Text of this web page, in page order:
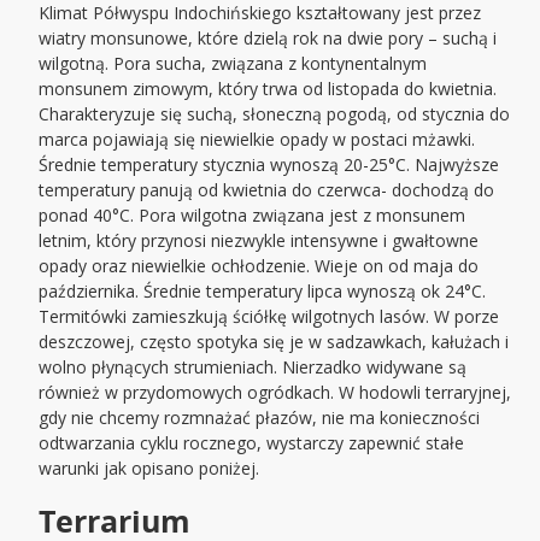
Klimat Półwyspu Indochińskiego kształtowany jest przez
wiatry monsunowe, które dzielą rok na dwie pory – suchą i
wilgotną. Pora sucha, związana z kontynentalnym
monsunem zimowym, który trwa od listopada do kwietnia.
Charakteryzuje się suchą, słoneczną pogodą, od stycznia do
marca pojawiają się niewielkie opady w postaci mżawki.
Średnie temperatury stycznia wynoszą 20-25°C. Najwyższe
temperatury panują od kwietnia do czerwca- dochodzą do
ponad 40°C. Pora wilgotna związana jest z monsunem
letnim, który przynosi niezwykle intensywne i gwałtowne
opady oraz niewielkie ochłodzenie. Wieje on od maja do
października. Średnie temperatury lipca wynoszą ok 24°C.
Termitówki zamieszkują ściółkę wilgotnych lasów. W porze
deszczowej, często spotyka się je w sadzawkach, kałużach i
wolno płynących strumieniach. Nierzadko widywane są
również w przydomowych ogródkach. W hodowli terraryjnej,
gdy nie chcemy rozmnażać płazów, nie ma konieczności
odtwarzania cyklu rocznego, wystarczy zapewnić stałe
warunki jak opisano poniżej.
Terrarium